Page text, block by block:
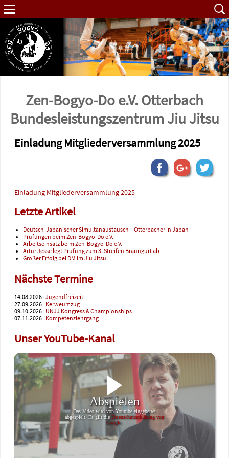
Suche
nach:
Zen-Bogyo-Do e.V. Otterbach
Bundes­leistungs­zentrum Jiu Jitsu
Einladung Mitgliederversammlung 2025
Einladung Mitgliederversammlung 2025
Letzte Artikel
Deutsch-Japanischer Simultanaustausch – Otterbacher in Japan
Prüfungen beim Zen-Bogyo-Do e.V.
Arbeitseinsatz beim Zen-Bogyo-Do e.V.
Artur Jesse legt Prüfung zum 3. Streifen Braungurt ab
Großer Erfolg bei DM im Jiu Jitsu
Nächste Termine
14.08.2026 Jugendfreizeit
27.09.2026 Kerweumzug
09.10.2026 UNJJ Kongress & Championships
07.11.2026 Kompetenzlehrgang
Unser YouTube-Kanal